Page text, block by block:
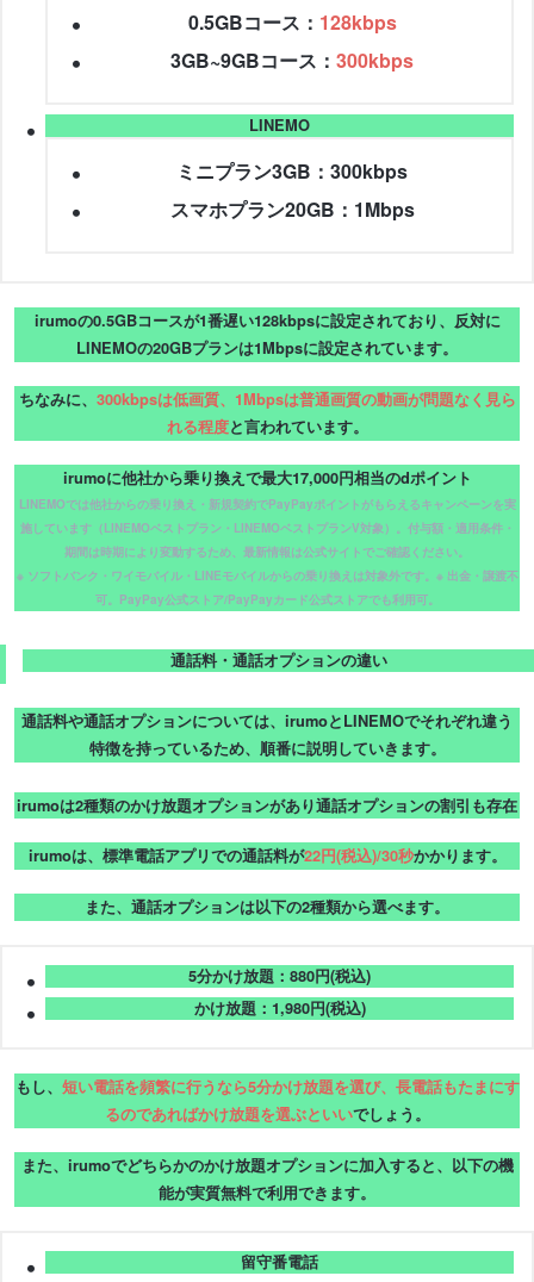
0.5GBコース： 128kbps
3GB~9GBコース： 300kbps
LINEMO
ミニプラン3GB：300kbps
スマホプラン20GB：1Mbps
irumoの0.5GBコースが1番遅い128kbpsに設定されており、反対に
LINEMOの20GBプランは1Mbpsに設定されています。
ちなみに、 300kbpsは低画質、1Mbpsは普通画質の動画が問題なく見ら
れる程度と言われています。
irumoに他社から乗り換えで最大17,000円相当のdポイント
LINEMOでは他社からの乗り換え・新規契約でPayPayポイントがもらえるキャンペーンを実
施しています（LINEMOベストプラン・LINEMOベストプランV対象）。付与額・適用条件・
期間は時期により変動するため、最新情報は公式サイトでご確認ください。
※ ソフトバンク・ワイモバイル・LINEモバイルからの乗り換えは対象外です。※ 出金・譲渡不
可。PayPay公式ストア/PayPayカード公式ストアでも利用可。
通話料・通話オプションの違い
通話料や通話オプションについては、irumoとLINEMOでそれぞれ違う
特徴を持っているため、順番に説明していきます。
irumoは2種類のかけ放題オプションがあり通話オプションの割引も存在
irumoは、標準電話アプリでの通話料が22円(税込)/30秒かかります。
また、通話オプションは以下の2種類から選べます。
5分かけ放題：880円(税込)
かけ放題：1,980円(税込)
もし、 短い電話を頻繁に行うなら5分かけ放題を選び、長電話もたまにす
るのであればかけ放題を選ぶといいでしょう。
また、irumoでどちらかのかけ放題オプションに加入すると、以下の機
能が実質無料で利用できます。
留守番電話